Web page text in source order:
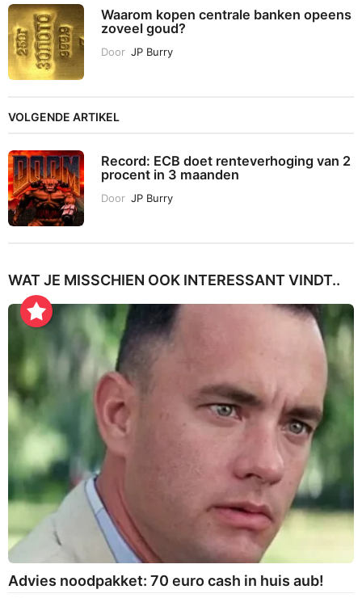
Waarom kopen centrale banken opeens
zoveel goud?
Door JP Burry
VOLGENDE ARTIKEL
Record: ECB doet renteverhoging van 2
procent in 3 maanden
Door JP Burry
WAT JE MISSCHIEN OOK INTERESSANT VINDT..
Advies noodpakket: 70 euro cash in huis aub!